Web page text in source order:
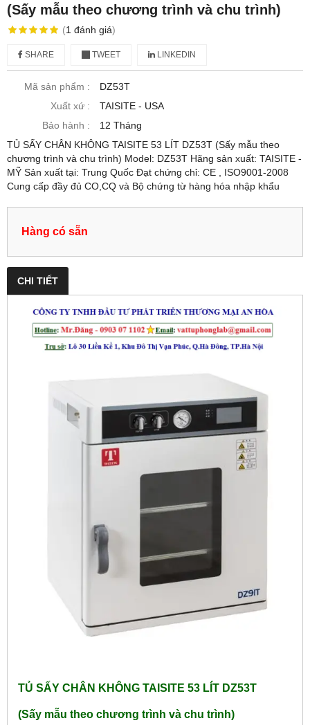
(Sấy mẫu theo chương trình và chu trình)
(1 đánh giá)
SHARE TWEET LINKEDIN
Mã sản phẩm :
DZ53T
Xuất xứ :
TAISITE - USA
Bảo hành :
12 Tháng
TỦ SẤY CHÂN KHÔNG TAISITE 53 LÍT DZ53T (Sấy mẫu theo
chương trình và chu trình) Model: DZ53T Hãng sản xuất: TAISITE -
MỸ Sản xuất tại: Trung Quốc Đạt chứng chỉ: CE , ISO9001-2008
Cung cấp đầy đủ CO,CQ và Bộ chứng từ hàng hóa nhập khẩu
Hàng có sẵn
CHI TIẾT
TỦ SẤY CHÂN KHÔNG TAISITE 53 LÍT DZ53T
(Sấy mẫu theo chương trình và chu trình)